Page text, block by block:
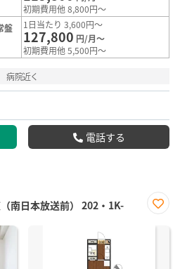
初期費用他 8,800円～
盤
1日当たり 3,600円～
127,800 円/月～
初期費用他 5,500円～
病院近く
電話する
南日本放送前） 202・1K-
に入